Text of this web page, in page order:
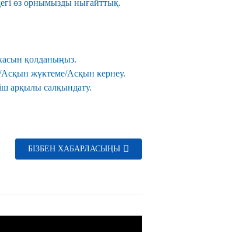
өз орнымызды нығайттық.
қолданыңыз.
жүктеме/Асқын кернеу.
арқылы салқындату.
БІЗБЕН ХАБАРЛАСЫҢЫ